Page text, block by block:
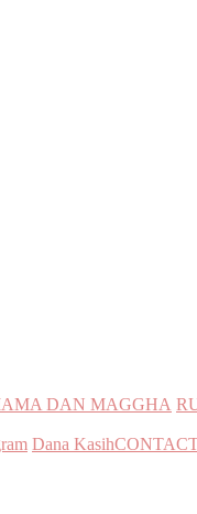
DAN MAGGHA
Dana Kasih